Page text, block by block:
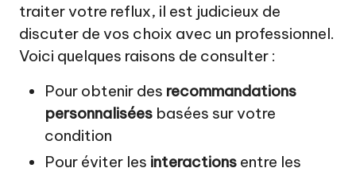
traiter votre reflux, il est judicieux de
discuter de vos choix avec un professionnel.
Voici quelques raisons de consulter :
Pour obtenir des recommandations
personnalisées basées sur votre
condition
Pour éviter les interactions entre les